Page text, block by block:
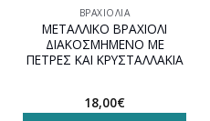
ΒΡΑΧΙΌΛΙΑ
ΜΕΤΑΛΛΙΚΟ ΒΡΑΧΙΟΛΙ
ΔΙΑΚΟΣΜΗΜΕΝΟ ΜΕ
ΠΕΤΡΕΣ ΚΑΙ ΚΡΥΣΤΑΛΛΑΚΙΑ
18,00€